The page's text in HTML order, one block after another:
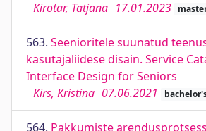
Kirotar, Tatjana 17.01.2023
563. Seenioritele suunatud
kasutajaliidese disain. Service
Interface Design for Seniors
Kirs, Kristina 07.06.2021
564. Pakkumiste